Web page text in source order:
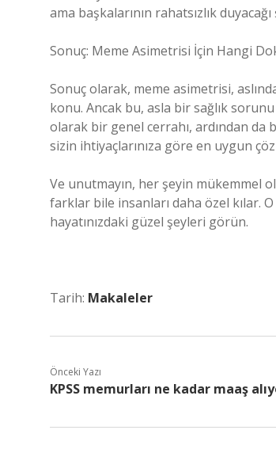
ama başkalarının rahatsızlık
Sonuç: Meme Asimetrisi İçin Hangi
Sonuç olarak, meme asimetrisi,
konu. Ancak bu, asla bir sağlık
olarak bir genel cerrahı, ardından
sizin ihtiyaçlarınıza göre en uygun
Ve unutmayın, her şeyin mükemmel
farklar bile insanları daha özel kılar.
hayatınızdaki güzel şeyleri görün.
Tarih: Makaleler
Önceki Yazı
KPSS memurları ne kadar maaş